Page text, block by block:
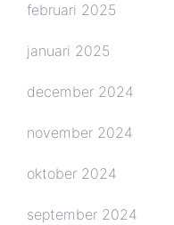
februari 2025
januari 2025
december 2024
november 2024
oktober 2024
september 2024